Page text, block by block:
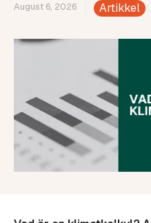
August 6, 2026 Artikkel